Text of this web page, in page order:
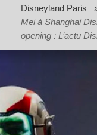
Disneyland Paris
Mei à Shanghai
opening : L’actu